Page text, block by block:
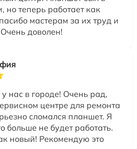
но теперь работает как
мастерам за их труд и
доволен!
нас в городе! Очень рад,
центре для ремонта
сломался планшет. Я
больше не будет работать.
новый! Рекомендую это